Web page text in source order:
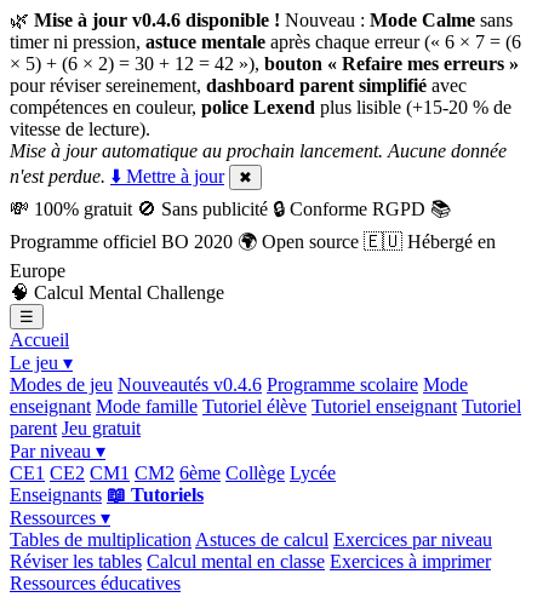
🌿 Mise à jour v0.4.6 disponible ! Nouveau : Mode Calme sans
timer ni pression, astuce mentale après chaque erreur (« 6 × 7 = (6
× 5) + (6 × 2) = 30 + 12 = 42 »), bouton « Refaire mes erreurs »
pour réviser sereinement, dashboard parent simplifié avec
compétences en couleur, police Lexend plus lisible (+15-20 % de
vitesse de lecture).
Mise à jour automatique au prochain lancement. Aucune donnée
n'est perdue. ⬇️ Mettre à jour ✖
💸 100% gratuit 🚫 Sans publicité 🔒 Conforme RGPD 📚
Programme officiel BO 2020 🌍 Open source 🇪🇺 Hébergé en
Europe
🧠 Calcul Mental Challenge
☰
Accueil
Le jeu ▾
Modes de jeu Nouveautés v0.4.6 Programme scolaire Mode
enseignant Mode famille Tutoriel élève Tutoriel enseignant Tutoriel
parent Jeu gratuit
Par niveau ▾
CE1 CE2 CM1 CM2 6ème Collège Lycée
Enseignants 📖 Tutoriels
Ressources ▾
Tables de multiplication Astuces de calcul Exercices par niveau
Réviser les tables Calcul mental en classe Exercices à imprimer
Ressources éducatives